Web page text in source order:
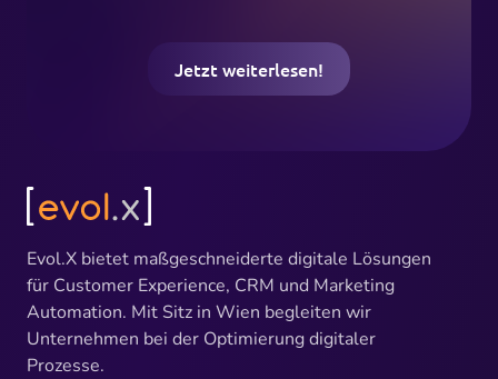
Jetzt weiterlesen!
Evol.X bietet maßgeschneiderte digitale Lösungen
für Customer Experience, CRM und Marketing
Automation. Mit Sitz in Wien begleiten wir
Unternehmen bei der Optimierung digitaler
Prozesse.